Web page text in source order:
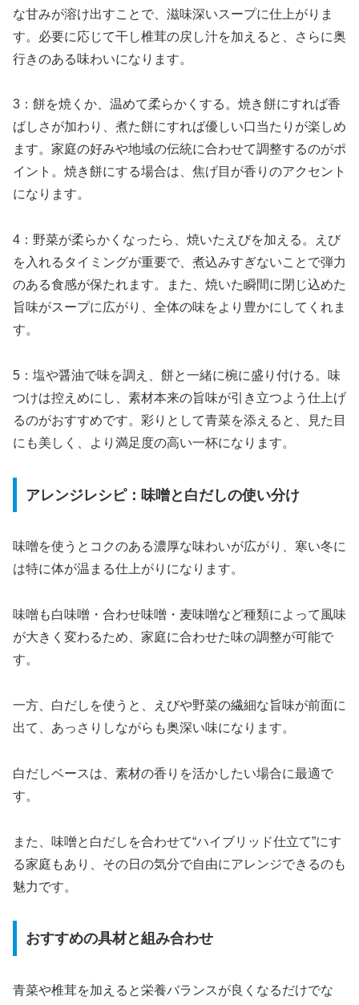
な甘みが溶け出すことで、滋味深いスープに仕上がりま
す。必要に応じて干し椎茸の戻し汁を加えると、さらに奥
行きのある味わいになります。
3：餅を焼くか、温めて柔らかくする。焼き餅にすれば香
ばしさが加わり、煮た餅にすれば優しい口当たりが楽しめ
ます。家庭の好みや地域の伝統に合わせて調整するのがポ
イント。焼き餅にする場合は、焦げ目が香りのアクセント
になります。
4：野菜が柔らかくなったら、焼いたえびを加える。えび
を入れるタイミングが重要で、煮込みすぎないことで弾力
のある食感が保たれます。また、焼いた瞬間に閉じ込めた
旨味がスープに広がり、全体の味をより豊かにしてくれま
す。
5：塩や醤油で味を調え、餅と一緒に椀に盛り付ける。味
つけは控えめにし、素材本来の旨味が引き立つよう仕上げ
るのがおすすめです。彩りとして青菜を添えると、見た目
にも美しく、より満足度の高い一杯になります。
アレンジレシピ：味噌と白だしの使い分け
味噌を使うとコクのある濃厚な味わいが広がり、寒い冬に
は特に体が温まる仕上がりになります。
味噌も白味噌・合わせ味噌・麦味噌など種類によって風味
が大きく変わるため、家庭に合わせた味の調整が可能で
す。
一方、白だしを使うと、えびや野菜の繊細な旨味が前面に
出て、あっさりしながらも奥深い味になります。
白だしベースは、素材の香りを活かしたい場合に最適で
す。
また、味噌と白だしを合わせて“ハイブリッド仕立て”にす
る家庭もあり、その日の気分で自由にアレンジできるのも
魅力です。
おすすめの具材と組み合わせ
青菜や椎茸を加えると栄養バランスが良くなるだけでな